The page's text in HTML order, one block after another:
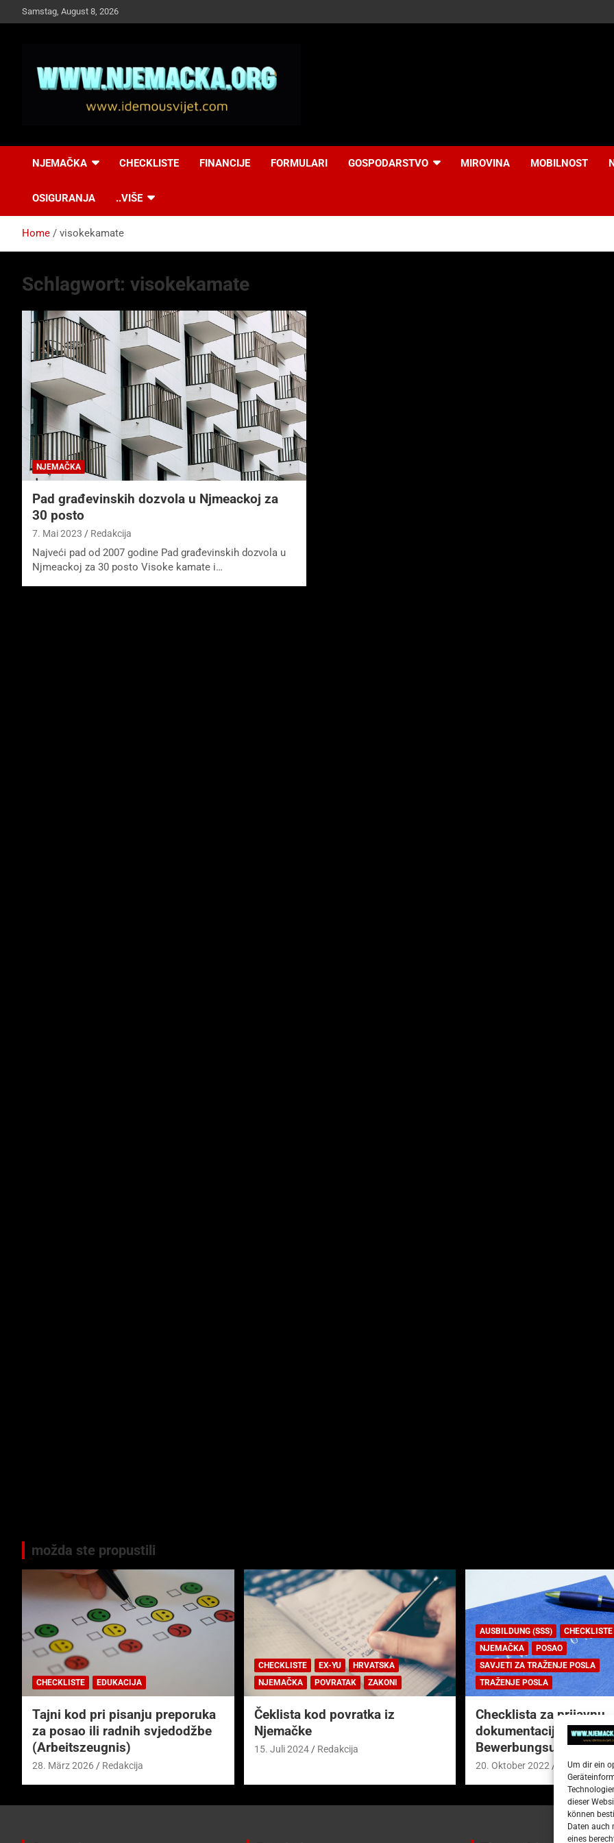
Um dir ein
dieser
können
Daten auch
eines
to
Samstag, August 8, 2026
Idemo u Svijet-
NJEMAČKA CHECKLISTE FINANCIJE FORMULARI GOSPODARSTVO MIROVINA MOBILNOST
OSIGURANJA ..VIŠE
Home visokekamate
Schlagwort: visokekamate
NJEMAČKA
Pad građevinskih dozvola u Njmeackoj za
30 posto
7. Mai 2023 Redakcija
Najveći pad od 2007 godine Pad građevinskih dozvola u
Njmeackoj za 30 posto Visoke kamate i…
možda ste propustili
CHECKLISTE EDUKACIJA
Tajni kod pri pisanju preporuka
za posao ili radnih svjedodžbe
(Arbeitszeugnis)
28. März 2026 Redakcija
CHECKLISTE EX-YU
HRVATSKA
NJEMAČKA
POVRATAK ZAKONI
Čeklista kod povratka iz
Njemačke
15. Juli 2024 Redakcija
AUSBILDUNG (SSS)
CHECKLISTE
NJEMAČKA
POSAO
SAVJETI ZA TRAŽENJE POSLA
TRAŽENJE POSLA
Checklista za prijavnu
dokumentaciju (njem.
20. Oktober 2022 Redakcija